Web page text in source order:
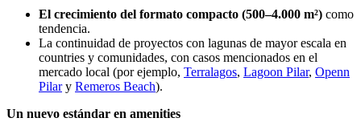
El crecimiento del formato compacto (500–4.000 m²) como
tendencia.
La continuidad de proyectos con lagunas de mayor escala en
countries y comunidades, con casos mencionados en el
mercado local (por ejemplo, Terralagos, Lagoon Pilar, Openn
Pilary Remeros Beach).
Un nuevo estándar en amenities